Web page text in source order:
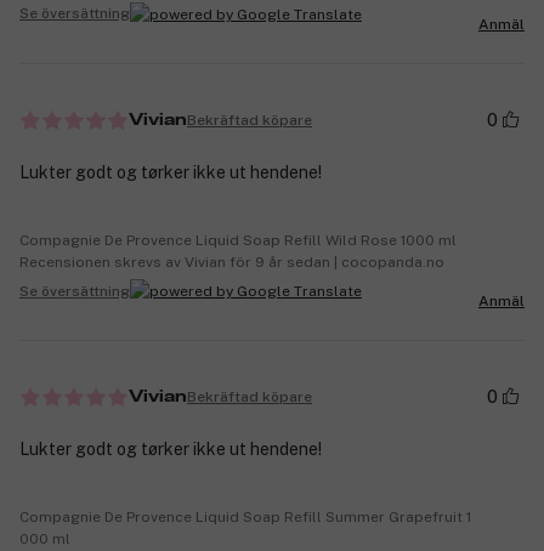
Se översättning
Anmäl
VivianBekräftad köpare 0
Lukter godt og tørker ikke ut hendene!
Compagnie De Provence Liquid Soap Refill Wild Rose 1000 ml
Recensionen skrevs av Vivian för 9 år sedan | cocopanda.no
Se översättning
Anmäl
VivianBekräftad köpare 0
Lukter godt og tørker ikke ut hendene!
Compagnie De Provence Liquid Soap Refill Summer Grapefruit 1
000 ml